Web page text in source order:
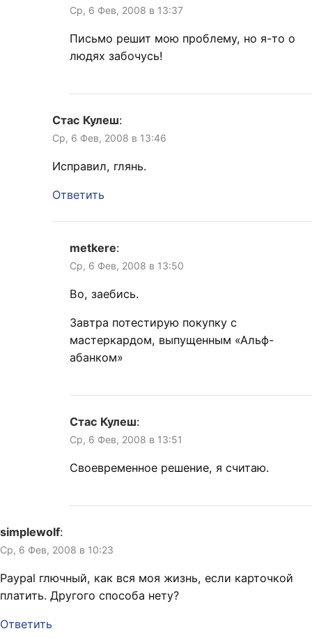
Ср, 6 Фев, 2008 в 13:37
Письмо решит мою проблему, но я-то о
людях забочусь!
Стас Кулеш:
Ср, 6 Фев, 2008 в 13:46
Исправил, глянь.
Ответить
metkere:
Ср, 6 Фев, 2008 в 13:50
Во, заебись.
Завтра потестирую покупку с
мастеркардом, выпущенным «Альф-
абанком»
Стас Кулеш:
Ср, 6 Фев, 2008 в 13:51
Своевременное решение, я считаю.
simplewolf:
Ср, 6 Фев, 2008 в 10:23
Paypal глючный, как вся моя жизнь, если карточкой
платить. Другого способа нету?
Ответить